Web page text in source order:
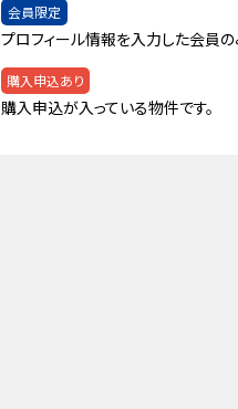
会員限定
プロフィール情報を入力した会員
購入申込あり
購入申込が入っている物件です。